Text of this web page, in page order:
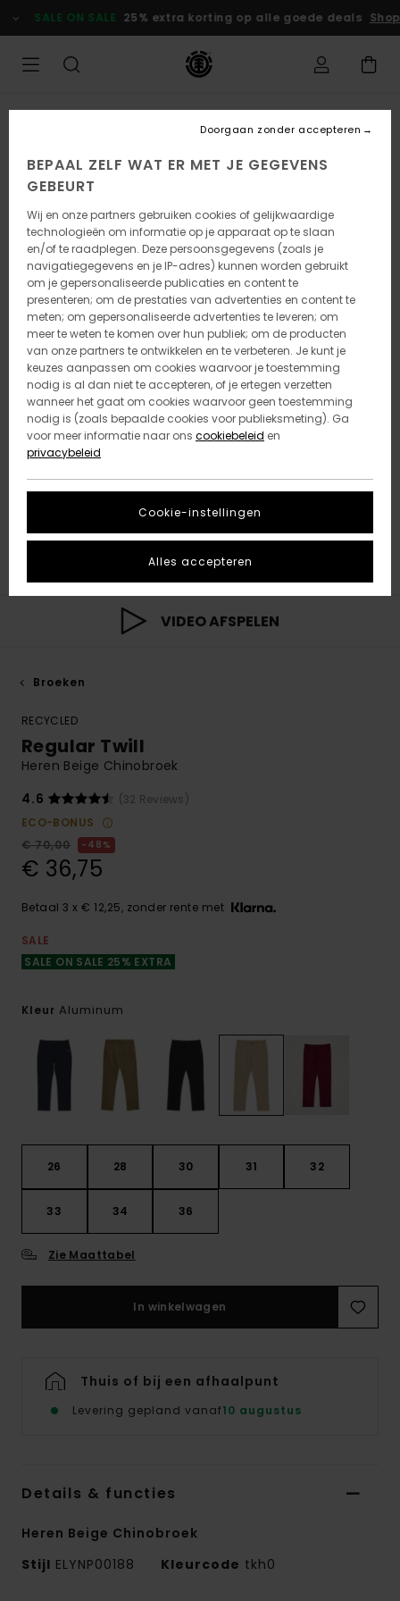
naar
Productinformatie
SALE ON SALE 25% extra korting op alle goede deals
VIDEO AFSPELEN
Broeken
RECYCLED
Regular Twill
Heren Beige Chinobroek
4.6
(32 Reviews)
ECO-BONUS
€ 70,00
48%
€ 36,75
Betaal 3 x € 12,25, zonder rente met
SALE
SALE ON SALE 25% EXTRA
Kleur Aluminum
26 28 30 31 32
33 34 36
Zie Maattabel
In winkelwagen
Thuis of bij een afhaalpunt
Levering gepland vanaf10 augustus
Details & functies
Heren Beige Chinobroek
Stijl ELYNP00188 Kleurcode tkh0
BEPAAL ZELF WAT ER MET JE GEGEVENS
GEBEURT
Wij en onze partners gebruiken cookies of gelijkwaardige
technologieën om informatie op je apparaat op te slaan
en/of te raadplegen. Deze persoonsgegevens (zoals je
navigatiegegevens en je IP-adres) kunnen worden gebruikt
om je gepersonaliseerde publicaties en content te
presenteren; om de prestaties van advertenties en content te
meten; om gepersonaliseerde advertenties te leveren; om
meer te weten te komen over hun publiek; om de producten
van onze partners te ontwikkelen en te verbeteren. Je kunt je
keuzes aanpassen om cookies waarvoor je toestemming
nodig is al dan niet te accepteren, of je ertegen verzetten
wanneer het gaat om cookies waarvoor geen toestemming
nodig is (zoals bepaalde cookies voor publieksmeting). Ga
voor meer informatie naar ons cookiebeleid en
privacybeleid
Cookie-instellingen
Doorgaan zonder accepteren
Alles accepteren